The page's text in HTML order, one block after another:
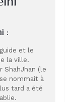
:
et le
la ville.
ShahJhan (le
nommait à
tard a été